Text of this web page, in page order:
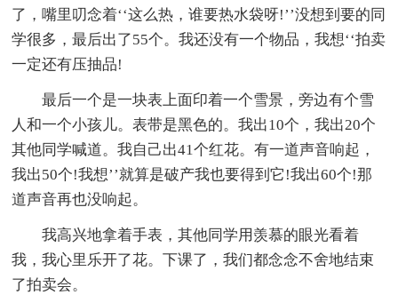
了，嘴里叨念着‘‘这么热，谁要热水袋呀!’’没想到要的同
学很多，最后出了55个。我还没有一个物品，我想‘‘拍卖
一定还有压抽品!
最后一个是一块表上面印着一个雪景，旁边有个雪
人和一个小孩儿。表带是黑色的。我出10个，我出20个
其他同学喊道。我自己出41个红花。有一道声音响起，
我出50个!我想’’就算是破产我也要得到它!我出60个!那
道声音再也没响起。
我高兴地拿着手表，其他同学用羡慕的眼光看着
我，我心里乐开了花。下课了，我们都念念不舍地结束
了拍卖会。